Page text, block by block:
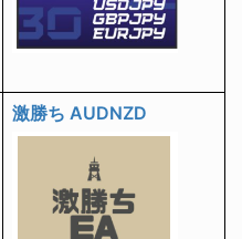
激勝ち AUDNZD